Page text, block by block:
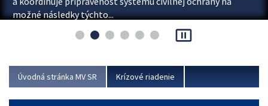
možné následky týchto...
pause_presentation
Úvodná stránka MV SR Krízové riadenie